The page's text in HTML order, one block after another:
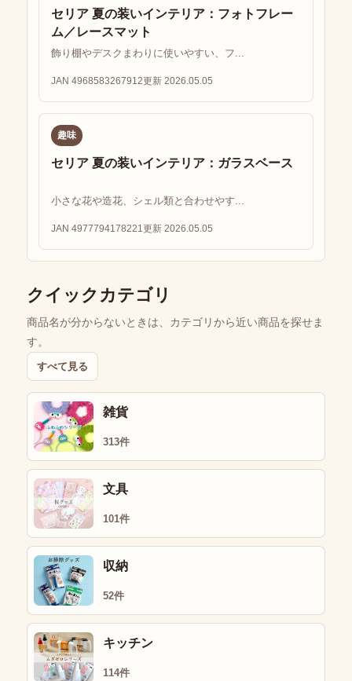
セリア 夏の装いインテリア：フォトフレー
ム／レースマット
飾り棚やデスクまわりに使いやすい、フ...
JAN 4968583267912更新 2026.05.05
趣味
セリア 夏の装いインテリア：ガラスベース
小さな花や造花、シェル類と合わせやす...
JAN 4977794178221 更新 2026.05.05
クイックカテゴリ
商品名が分からないときは、カテゴリから近い商品を探せま
す。
すべて見る
雑貨
313件
文具
101件
収納
52件
キッチン
114件